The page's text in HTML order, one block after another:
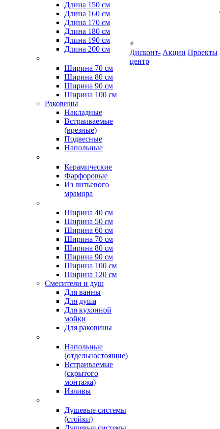
Длина 150 см
Длина 160 см
Длина 170 см
Длина 180 см
Длина 190 см
Длина 200 см
Ширина 70 см
Ширина 80 см
Ширина 90 см
Ширина 100 см
Раковины
Накладные
Встраиваемые
(врезные)
Подвесные
Напольные
Керамические
Фарфоровые
Из литьевого
мрамора
Ширина 40 см
Ширина 50 см
Ширина 60 см
Ширина 70 см
Ширина 80 см
Ширина 90 см
Ширина 100 см
Ширина 120 см
Смесители и душ
Для ванны
Для душа
Для кухонной
мойки
Для раковины
Напольные
(отдельностоящие)
Встраиваемые
(скрытого
монтажа)
Изливы
Душевые системы
(стойки)
Дисконт-
центр
Акции Проекты